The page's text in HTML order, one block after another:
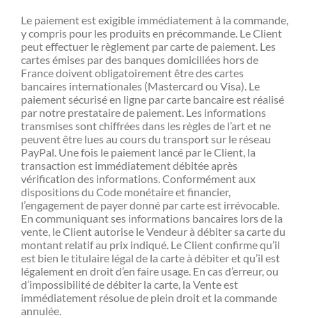
Le paiement est exigible immédiatement à la commande,
y compris pour les produits en précommande. Le Client
peut effectuer le règlement par carte de paiement. Les
cartes émises par des banques domiciliées hors de
France doivent obligatoirement être des cartes
bancaires internationales (Mastercard ou Visa). Le
paiement sécurisé en ligne par carte bancaire est réalisé
par notre prestataire de paiement. Les informations
transmises sont chiffrées dans les règles de l’art et ne
peuvent être lues au cours du transport sur le réseau
PayPal. Une fois le paiement lancé par le Client, la
transaction est immédiatement débitée après
vérification des informations. Conformément aux
dispositions du Code monétaire et financier,
l’engagement de payer donné par carte est irrévocable.
En communiquant ses informations bancaires lors de la
vente, le Client autorise le Vendeur à débiter sa carte du
montant relatif au prix indiqué. Le Client confirme qu’il
est bien le titulaire légal de la carte à débiter et qu’il est
légalement en droit d’en faire usage. En cas d’erreur, ou
d’impossibilité de débiter la carte, la Vente est
immédiatement résolue de plein droit et la commande
annulée.